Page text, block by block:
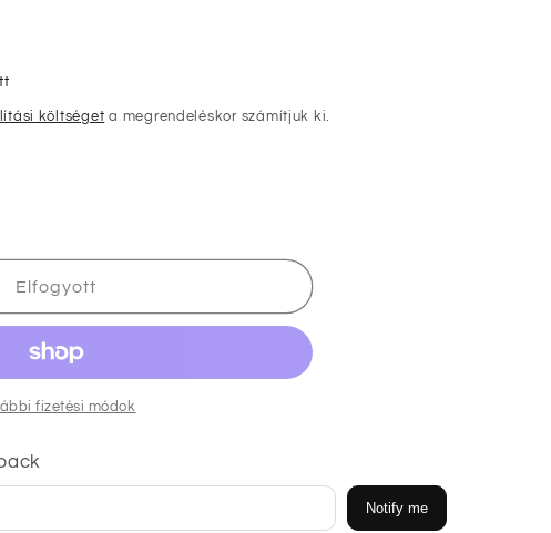
költséget a megrendeléskor számítjuk ki.
Elfogyott
fizetési módok
Notify me